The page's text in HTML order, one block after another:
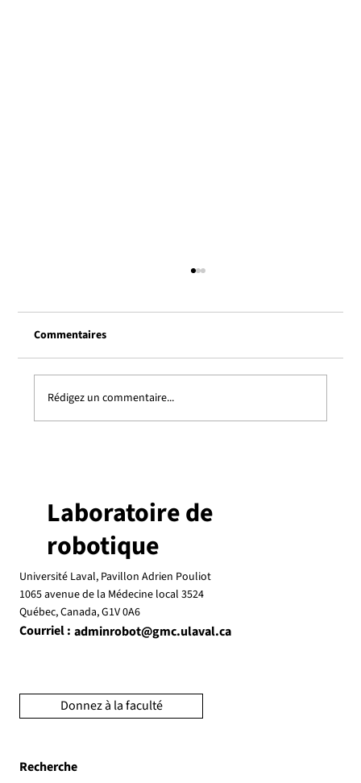
Laval
Commentaires
Rédigez un commentaire...
Recherche
Laboratoire de
robotique
Courriel : adminrobot@gmc.ulaval.ca
Université Laval, Pavillon Adrien Pouliot
1065 avenue de la Médecine local 3524
Québec, Canada, G1V 0A6
Donnez à la faculté